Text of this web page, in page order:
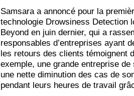
Samsara a annoncé pour la
technologie Drowsiness Detection
Beyond en juin dernier, qui a
responsables d’entreprises ayant
les retours des clients témoignent
exemple, une grande entreprise
une nette diminution des cas de
pendant leurs heures de travail